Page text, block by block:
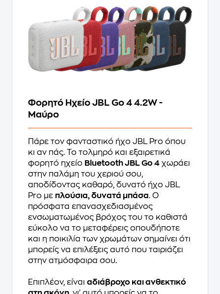
Φορητό Ηχείο JBL Go 4 4.2W -
Μαύρο
Πάρε τον φανταστικό ήχο JBL Pro όπου
κι αν πάς. Το τολμηρό και εξαιρετικά
φορητό ηχείο Bluetooth JBL Go 4 χωράει
στην παλάμη του χεριού σου,
αποδίδοντας καθαρό, δυνατό ήχο JBL
Pro με πλούσια, δυνατά μπάσα. Ο
πρόσφατα επανασχεδιασμένος
ενσωματωμένος βρόχος του το καθιστά
εύκολο να το μεταφέρεις οπουδήποτε
και η ποικιλία των χρωμάτων σημαίνει ότι
μπορείς να επιλέξεις αυτό που ταιριάζει
στην ατμόσφαιρα σου.
Επιπλέον, είναι αδιάβροχο και ανθεκτικό